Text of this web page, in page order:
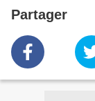
Partager